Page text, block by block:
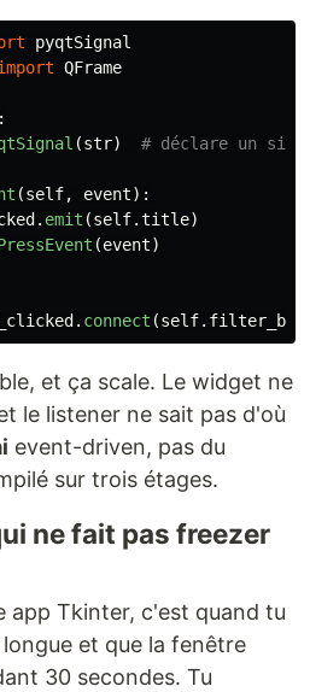
pyqtSignal
QFrame
(str)
(self, event):
. emit (self.title)
(event)
. connect (self.
et ça scale. Le widget ne
le listener ne sait pas d'où
event-driven, pas du
sur trois étages.
ne fait pas freezer
app Tkinter, c'est quand tu
et que la fenêtre
30 secondes. Tu